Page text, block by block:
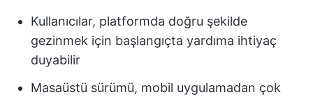
Kullanıcılar, platformda doğru şekilde
gezinmek için başlangıçta yardıma ihtiyaç
duyabilir
Masaüstü sürümü, mobil uygulamadan çok